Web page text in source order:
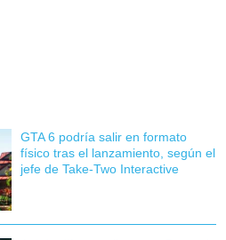
GTA 6 podría salir en formato
físico tras el lanzamiento, según el
jefe de Take-Two Interactive